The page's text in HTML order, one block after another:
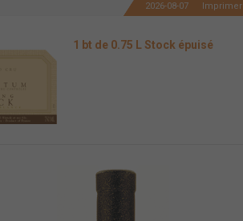
2026-08-07 Imprimer
1 bt de 0.75 L Stock épuisé